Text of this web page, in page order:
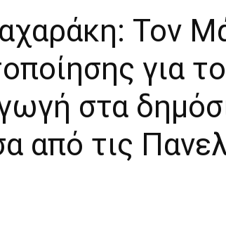
Τον
για
στα
από τις